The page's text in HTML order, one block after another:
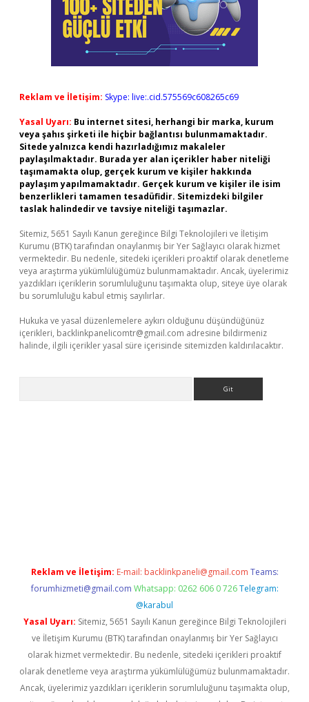
Reklam ve İletişim: Skype: live:.cid.575569c608265c69
Yasal Uyarı: Bu internet sitesi, herhangi bir marka, kurum
veya şahıs şirketi ile hiçbir bağlantısı bulunmamaktadır.
Sitede yalnızca kendi hazırladığımız makaleler
paylaşılmaktadır. Burada yer alan içerikler haber niteliği
taşımamakta olup, gerçek kurum ve kişiler hakkında
paylaşım yapılmamaktadır. Gerçek kurum ve kişiler ile isim
benzerlikleri tamamen tesadüfidir. Sitemizdeki bilgiler
taslak halindedir ve tavsiye niteliği taşımazlar.
Sitemiz, 5651 Sayılı Kanun gereğince Bilgi Teknolojileri ve İletişim
Kurumu (BTK) tarafından onaylanmış bir Yer Sağlayıcı olarak hizmet
vermektedir. Bu nedenle, sitedeki içerikleri proaktif olarak denetleme
veya araştırma yükümlülüğümüz bulunmamaktadır. Ancak, üyelerimiz
yazdıkları içeriklerin sorumluluğunu taşımakta olup, siteye üye olarak
bu sorumluluğu kabul etmiş sayılırlar.
Hukuka ve yasal düzenlemelere aykırı olduğunu düşündüğünüz
içerikleri, backlinkpanelicomtr@gmail.com adresine bildirmeniz
halinde, ilgili içerikler yasal süre içerisinde sitemizden kaldırılacaktır.
Reklam ve İletişim: E-mail: backlinkpaneli@gmail.com Teams:
forumhizmeti@gmail.com Whatsapp: 0262 606 0 726 Telegram:
@karabul
Yasal Uyarı: Sitemiz, 5651 Sayılı Kanun gereğince Bilgi Teknolojileri
ve İletişim Kurumu (BTK) tarafından onaylanmış bir Yer Sağlayıcı
olarak hizmet vermektedir. Bu nedenle, sitedeki içerikleri proaktif
olarak denetleme veya araştırma yükümlülüğümüz bulunmamaktadır.
Ancak, üyelerimiz yazdıkları içeriklerin sorumluluğunu taşımakta olup,